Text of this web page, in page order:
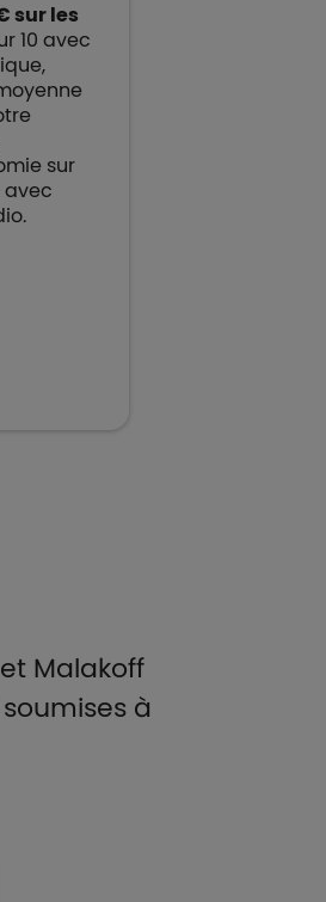
sur les
10 avec
sur
Malakoff
à